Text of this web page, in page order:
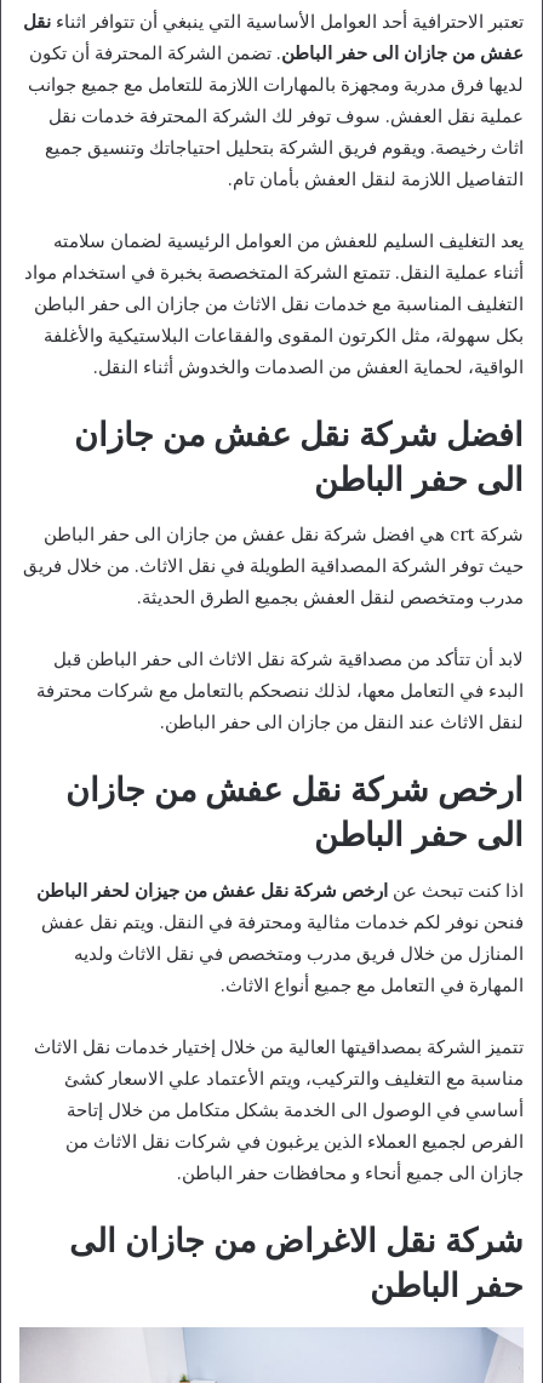
تعتبر الاحترافية أحد العوامل الأساسية التي ينبغي أن تتوافر اثناء نقل
عفش من جازان الى حفر الباطن. تضمن الشركة المحترفة أن تكون
لديها فرق مدربة ومجهزة بالمهارات اللازمة للتعامل مع جميع جوانب
عملية نقل العفش. سوف توفر لك الشركة المحترفة خدمات نقل
اثاث رخيصة. ويقوم فريق الشركة بتحليل احتياجاتك وتنسيق جميع
التفاصيل اللازمة لنقل العفش بأمان تام.
يعد التغليف السليم للعفش من العوامل الرئيسية لضمان سلامته
أثناء عملية النقل. تتمتع الشركة المتخصصة بخبرة في استخدام مواد
التغليف المناسبة مع خدمات نقل الاثاث من جازان الى حفر الباطن
بكل سهولة، مثل الكرتون المقوى والفقاعات البلاستيكية والأغلفة
الواقية، لحماية العفش من الصدمات والخدوش أثناء النقل.
افضل شركة نقل عفش من جازان
الى حفر الباطن
شركة crt هي افضل شركة نقل عفش من جازان الى حفر الباطن
حيث توفر الشركة المصداقية الطويلة في نقل الاثاث. من خلال فريق
مدرب ومتخصص لنقل العفش بجميع الطرق الحديثة.
لابد أن تتأكد من مصداقية شركة نقل الاثاث الى حفر الباطن قبل
البدء في التعامل معها، لذلك ننصحكم بالتعامل مع شركات محترفة
لنقل الاثاث عند النقل من جازان الى حفر الباطن.
ارخص شركة نقل عفش من جازان
الى حفر الباطن
اذا كنت تبحث عن ارخص شركة نقل عفش من جيزان لحفر الباطن
فنحن نوفر لكم خدمات مثالية ومحترفة في النقل. ويتم نقل عفش
المنازل من خلال فريق مدرب ومتخصص في نقل الاثاث ولديه
المهارة في التعامل مع جميع أنواع الاثاث.
تتميز الشركة بمصداقيتها العالية من خلال إختيار خدمات نقل الاثاث
مناسبة مع التغليف والتركيب، ويتم الأعتماد علي الاسعار كشئ
أساسي في الوصول الى الخدمة بشكل متكامل من خلال إتاحة
الفرص لجميع العملاء الذين يرغبون في شركات نقل الاثاث من
جازان الى جميع أنحاء و محافظات حفر الباطن.
شركة نقل الاغراض من جازان الى
حفر الباطن